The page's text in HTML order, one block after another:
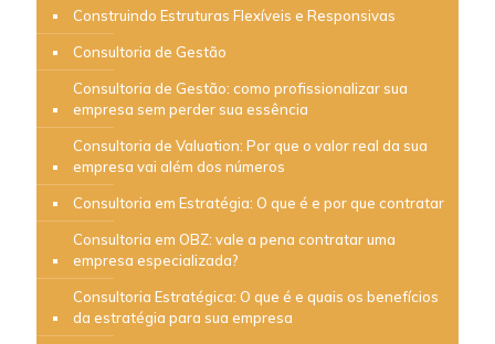
Construindo Estruturas Flexíveis e Responsivas
Consultoria de Gestão
Consultoria de Gestão: como profissionalizar sua
empresa sem perder sua essência
Consultoria de Valuation: Por que o valor real da sua
empresa vai além dos números
Consultoria em Estratégia: O que é e por que contratar
Consultoria em OBZ: vale a pena contratar uma
empresa especializada?
Consultoria Estratégica: O que é e quais os benefícios
da estratégia para sua empresa